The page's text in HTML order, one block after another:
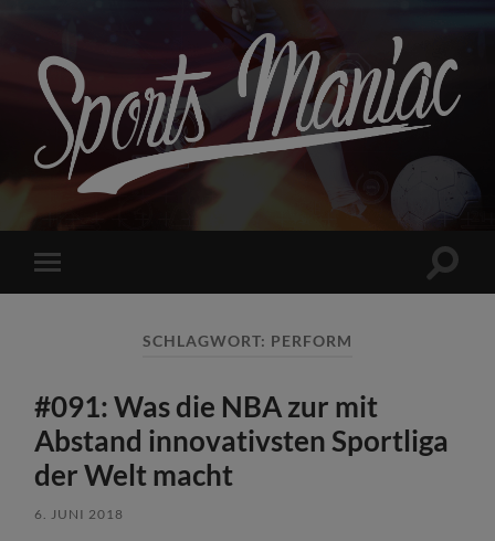
Mobile-
Menü
SCHLAGWORT: PERFORM
#091: Was die NBA zur mit
Abstand innovativsten Sportliga
der Welt macht
6. JUNI 2018